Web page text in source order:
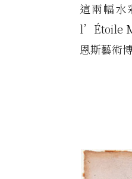
這兩幅水
l’Étoile
恩斯藝術